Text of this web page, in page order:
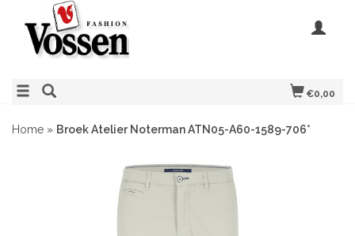
€0,00
Home » Broek Atelier Noterman ATN05-A60-1589-706*